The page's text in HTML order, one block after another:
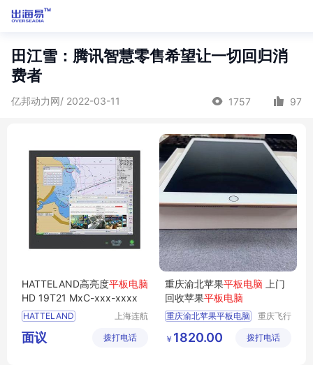
田江雪：腾讯智慧零售希望让一切回归消
费者
亿邦动力网/ 2022-03-11 1757 97
HATTELAND高亮度平板电脑
HD 19T21 MxC-xxx-xxxx
HATTELAND
上海连航
有限公司
面议 拨打电话
重庆渝北苹果平板电脑 上门
回收苹果平板电脑
重庆渝北苹果平板电脑
重庆飞行
限公司
￥ 1820.00 拨打电话